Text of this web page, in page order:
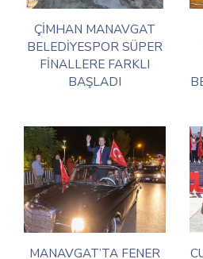
ÇİMHAN MANAVGAT
BELEDİYESPOR SÜPER
FİNALLERE FARKLI
BAŞLADI
MANAVGAT’TA FENER